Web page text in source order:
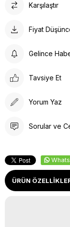
Karşılaştır
Fiyat
Gelince
Tavsiye Et
Yorum Yaz
Sorular ve
ÜRÜN